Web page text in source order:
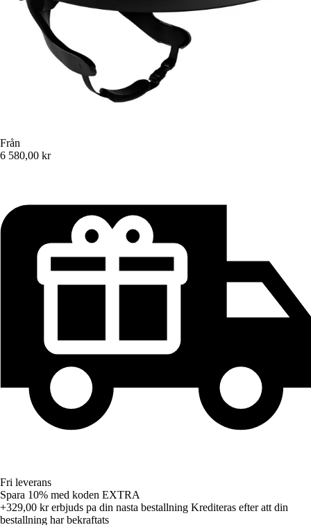
Från
6 580,00 kr
Fri leverans
Spara 10% med koden EXTRA
+329,00 krerbjuds pa din nasta bestallning Krediteras efter att din
bestallning har bekraftats